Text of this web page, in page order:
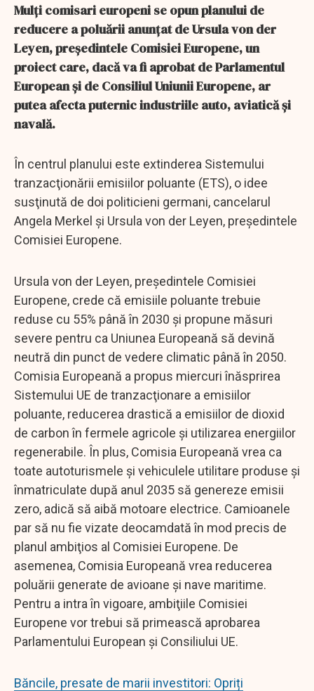
Mulţi comisari europeni se opun planului de
reducere a poluării anunţat de Ursula von der
Leyen, preşedintele Comisiei Europene, un
proiect care, dacă va fi aprobat de Parlamentul
European şi de Consiliul Uniunii Europene, ar
putea afecta puternic industriile auto, aviatică şi
navală.
În centrul planului este extinderea Sistemului
tranzacţionării emisiilor poluante (ETS), o idee
susţinută de doi politicieni germani, cancelarul
Angela Merkel şi Ursula von der Leyen, preşedintele
Comisiei Europene.
Ursula von der Leyen, preşedintele Comisiei
Europene, crede că emisiile poluante trebuie
reduse cu 55% până în 2030 şi propune măsuri
severe pentru ca Uniunea Europeană să devină
neutră din punct de vedere climatic până în 2050.
Comisia Europeană a propus miercuri înăsprirea
Sistemului UE de tranzacţionare a emisiilor
poluante, reducerea drastică a emisiilor de dioxid
de carbon în fermele agricole şi utilizarea energiilor
regenerabile. În plus, Comisia Europeană vrea ca
toate autoturismele şi vehiculele utilitare produse şi
înmatriculate după anul 2035 să genereze emisii
zero, adică să aibă motoare electrice. Camioanele
par să nu fie vizate deocamdată în mod precis de
planul ambiţios al Comisiei Europene. De
asemenea, Comisia Europeană vrea reducerea
poluării generate de avioane şi nave maritime.
Pentru a intra în vigoare, ambiţiile Comisiei
Europene vor trebui să primească aprobarea
Parlamentului European şi Consiliului UE.
Băncile, presate de marii investitori: Opriți